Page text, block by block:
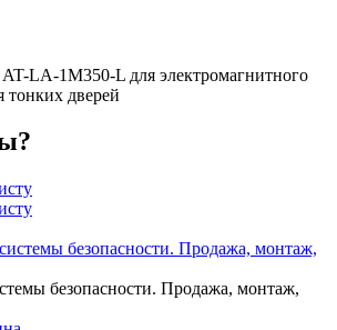
LA-1M350-L для электромагнитного
тонких дверей
безопасности. Продажа, монтаж,